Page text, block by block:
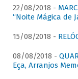
22/08/2018 -
“Noite Mágica de
15/08/2018 -
08/08/2018 -
Eça, Arranjos